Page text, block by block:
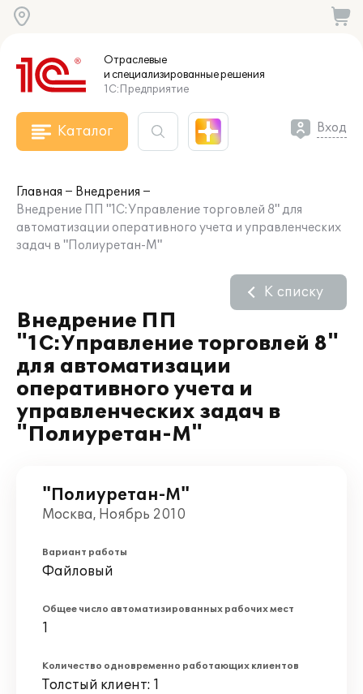
Отраслевые
и специализированныерешения
1С:Предприятие
Каталог Вход
Главная
Внедрения
Внедрение ПП "1С:Управление торговлей 8" для
автоматизации оперативного учета и управленческих
задач в "Полиуретан-М"
Внедрение ПП
"1С:Управление торговлей 8"
для автоматизации
оперативного учета и
управленческих задач в
"Полиуретан-М"
К списку
"Полиуретан-М"
Москва, Ноябрь 2010
Вариант работы
Файловый
Общее число автоматизированных рабочих мест
1
Количество одновременно работающих клиентов
Толстый клиент: 1